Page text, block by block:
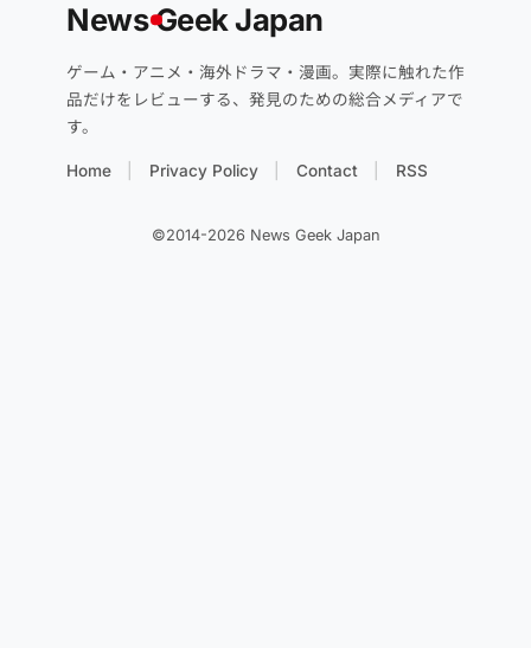
NewsGeek Japan
ゲーム・アニメ・海外ドラマ・漫画。実際に触れた作
品だけをレビューする、発見のための総合メディアで
す。
Home Privacy Policy Contact RSS
©2014-2026 News Geek Japan